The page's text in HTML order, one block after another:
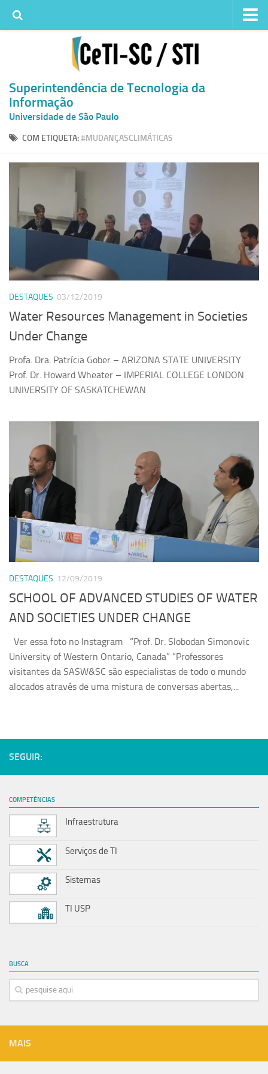
Quem somos
Histórico
Metas e ações
Superintendência de TI
Atendimento
Solicitar um serviço
Serviços
Reserva de espaços físicos
Infraestrutura
Superintendência de Tecnologia da
Informação
Universidade de São Paulo
COM ETIQUETA:#MUDANÇASCLIMÁTICAS
DESTAQUES 03/12/2019
Water Resources Management in Societies
Under Change
Profa. Dra. Patrícia Gober – ARIZONA STATE UNIVERSITY
Prof. Dr. Howard Wheater – IMPERIAL COLLEGE LONDON
UNIVERSITY OF SASKATCHEWAN
DESTAQUES 12/09/2019
SCHOOL OF ADVANCED STUDIES OF WATER
AND SOCIETIES UNDER CHANGE
Ver essa foto no Instagram “Prof. Dr. Slobodan Simonovic
University of Western Ontario, Canada” “Professores
visitantes da SASW&SC são especialistas de todo o mundo
alocados através de uma mistura de conversas abertas,...
SEGUIR:
COMPETÊNCIAS
Infraestrutura
Serviços de TI
Sistemas
TI USP
BUSCA
MAIS